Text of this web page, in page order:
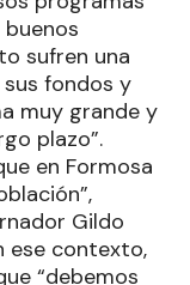
sufren una
fondos y
muy grande y
plazo”.
en Formosa
Gildo
ese contexto,
“debemos